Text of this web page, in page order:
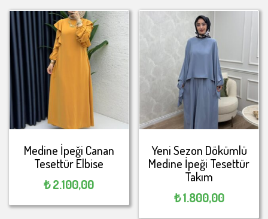
Medine İpeği Canan
Tesettür Elbise
₺2.100,00
Yeni Sezon Dökümlü
Medine İpeği Tesettür
Takım
₺1.800,00